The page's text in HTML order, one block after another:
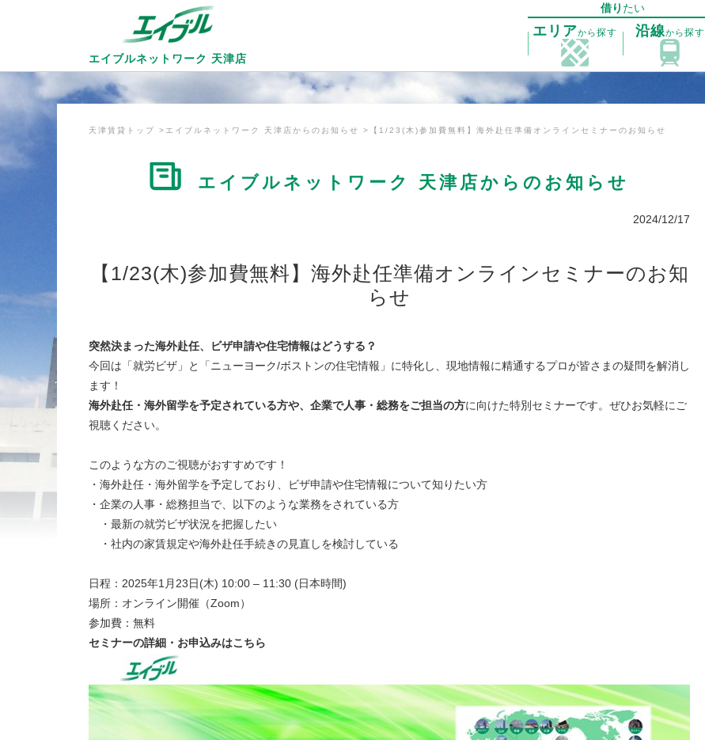
エイブルネットワーク 天津店
借り たい
エリアから探す 沿線から探す
天津賃貸トップ エイブルネットワーク 天津店からのお知らせ 【1/23(木)参加費無料】海外赴任準備オンラインセミナーのお知らせ
エイブルネットワーク 天津店からのお知らせ
2024/12/17
【1/23(木)参加費無料】海外赴任準備オンラインセミナーのお知
らせ
突然決まった海外赴任、ビザ申請や住宅情報はどうする？
今回は「就労ビザ」と「ニューヨーク/ボストンの住宅情報」に特化し、現地情報に精通するプロが皆さまの疑問を解消し
ます！
海外赴任・海外留学を予定されている方や、企業で人事・総務をご担当の方に向けた特別セミナーです。ぜひお気軽にご
視聴ください。
このような方のご視聴がおすすめです！
・海外赴任・海外留学を予定しており、ビザ申請や住宅情報について知りたい方
・企業の人事・総務担当で、以下のような業務をされている方
・最新の就労ビザ状況を把握したい
・社内の家賃規定や海外赴任手続きの見直しを検討している
日程：2025年1月23日(木) 10:00 – 11:30 (日本時間)
場所：オンライン開催（Zoom）
参加費：無料
セミナーの詳細・お申込みはこちら